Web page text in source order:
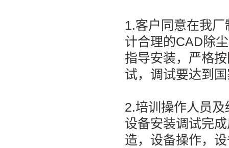
1.客户同意在我
计合理的CAD除
指导安装，严格
试，调试要达到
2.培训操作人员
设备安装调试完
造，设备操作，